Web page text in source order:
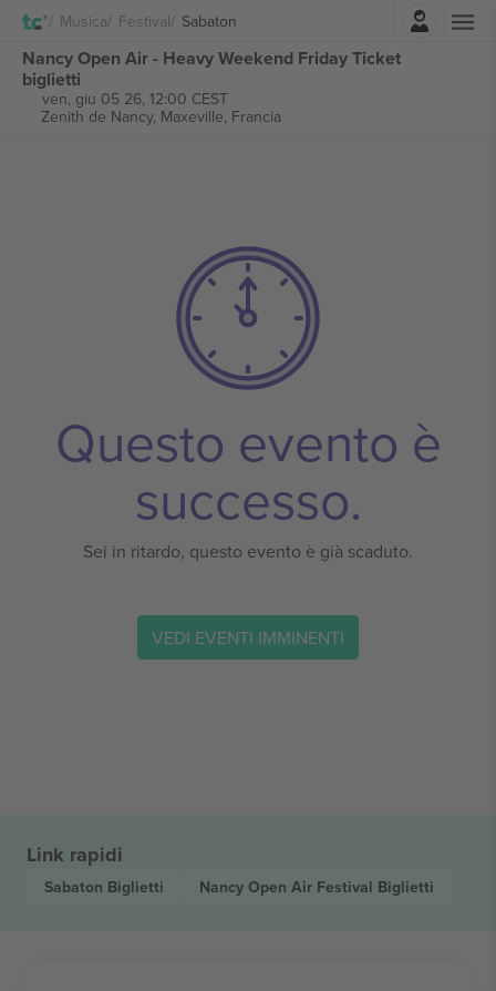
Musica Festival Sabaton
Nancy Open Air - Heavy Weekend Friday Ticket
biglietti
ven, giu 05 26, 12:00 CEST
Zenith de Nancy, Maxeville, Francia
Questo evento è
successo.
Sei in ritardo, questo evento è già scaduto.
VEDI EVENTI IMMINENTI
Link rapidi
Sabaton Biglietti Nancy Open Air Festival Biglietti